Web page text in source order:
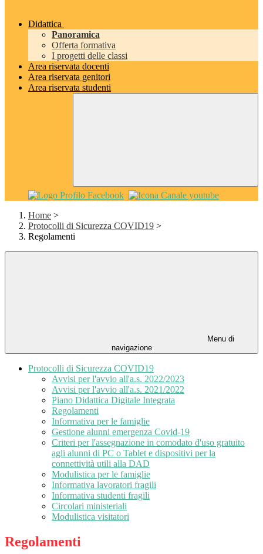
Didattica
Panoramica
Offerta formativa
I progetti delle classi
Area riservata docenti
Area riservata genitori
Area riservata studenti
Home >
Protocolli di Sicurezza COVID19 >
Regolamenti
Menu di
navigazione
Protocolli di Sicurezza COVID19
Avvisi per l'avvio all'a.s. 2022/2023
Avvisi per l'avvio all'a.s. 2021/2022
Piano Didattica Digitale Integrata
Regolamenti
Informativa per le famiglie
Gestione alunni emergenza Covid-19
Criteri per l'assegnazione in comodato d'uso gratuito
agli alunni di PC o Tablet e dispositivi per la
connettività utili alla DAD
Modulistica per le famiglie
Informativa lavoratori fragili
Informativa studenti fragili
Circolari ministeriali
Modulistica visitatori
Regolamenti